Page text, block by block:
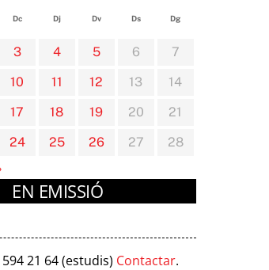
Dc Dj Dv Ds Dg
3 4 5 6
7
10 11 12 13
14
17 18 19 20
21
24 25 26 27
28
EN EMISSIÓ
21 64 (estudis) Contactar.